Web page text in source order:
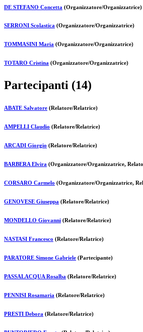
DE STEFANO Concetta (Organizzatore/Organizzatrice)
SERRONI Scolastica (Organizzatore/Organizzatrice)
TOMMASINI Maria (Organizzatore/Organizzatrice)
TOTARO Cristina (Organizzatore/Organizzatrice)
Partecipanti (14)
ABATE Salvatore (Relatore/Relatrice)
AMPELLI Claudio (Relatore/Relatrice)
ARCADI Giorgio (Relatore/Relatrice)
BARBERA Elvira (Organizzatore/Organizzatrice,
CORSARO Carmelo (Organizzatore/Organizzatrice,
GENOVESE Giuseppa (Relatore/Relatrice)
MONDELLO Giovanni (Relatore/Relatrice)
NASTASI Francesco (Relatore/Relatrice)
PARATORE Simone Gabriele (Partecipante)
PASSALACQUA Rosalba (Relatore/Relatrice)
PENNISI Rosamaria (Relatore/Relatrice)
PRESTI Debora (Relatore/Relatrice)